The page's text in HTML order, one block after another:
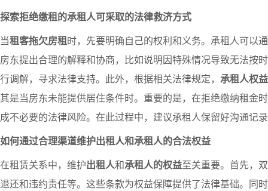
探索拒绝缴租的承租人可采取的法律救济方式
当租客拖欠房租时，先要明确自己的权利和义务。承租人可以
房东提出合理的解释和协商，比如说明因特殊情况导致无法按
行调解，寻求法律支持。此外，根据相关法律规定， 承租人权益
其是当房东未能提供居住条件时。重要的是，在拒绝缴纳租金
成不必要的法律风险。在此过程中，建议承租人保留好沟通记
如何通过合理渠道维护出租人和承租人的合法权益
在租赁关系中，维护出租人和承租人的权益至关重要。首先，
退还和违约责任等。这些条款为权益保障提供了法律基础。同